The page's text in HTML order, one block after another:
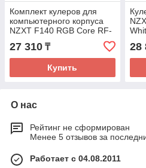
Комплект кулеров для
компьютерного корпуса
NZXT F140 RGB Core RF-
C14DF-W1 White 2в1
27 310 ₸
Купить
28
О нас
Рейтинг не сформирован
Менее 5 отзывов за
Работает с 04.08.2011